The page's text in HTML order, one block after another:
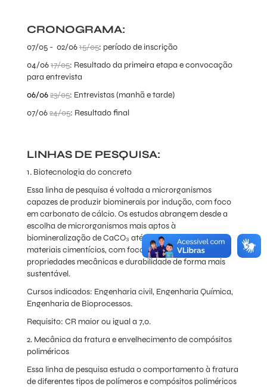
CRONOGRAMA:
07/05 - 02/0615/05: período de inscrição
04/0617/05: Resultado da primeira etapa e convocação
para entrevista
06/0623/05: Entrevistas (manhã e tarde)
07/0624/05: Resultado final
LINHAS DE PESQUISA:
1. Biotecnologia do concreto
Essa linha de pesquisa é voltada a microrganismos
capazes de produzir biominerais por indução, com foco
em carbonato de cálcio. Os estudos abrangem desde a
escolha de microrganismos mais aptos à
biomineralização de CaCO₃ até a sua aplicação em
materiais cimentícios, com foco no melhoramento das
propriedades mecânicas e durabilidade de forma mais
sustentável.
Cursos indicados: Engenharia civil, Engenharia Química,
Engenharia de Bioprocessos.
Requisito: CR maior ou igual a 7,0.
2. Mecânica da fratura e envelhecimento de compósitos
poliméricos
Essa linha de pesquisa estuda o comportamento à fratura
de diferentes tipos de polímeros e compósitos poliméricos